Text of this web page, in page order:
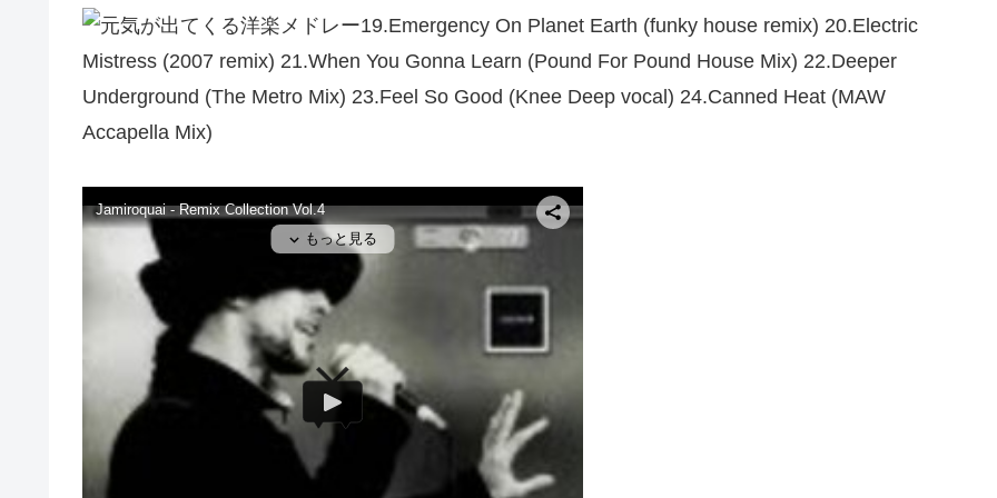
19.Emergency On Planet Earth (funky house remix) 20.Electric
Mistress (2007 remix) 21.When You Gonna Learn (Pound For Pound House Mix) 22.Deeper
Underground (The Metro Mix) 23.Feel So Good (Knee Deep vocal) 24.Canned Heat (MAW
Accapella Mix)